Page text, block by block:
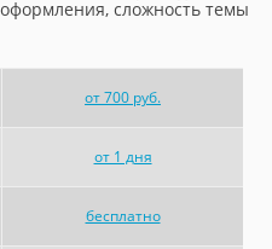
сложность темы
от 700 руб.
от 1 дня
бесплатно